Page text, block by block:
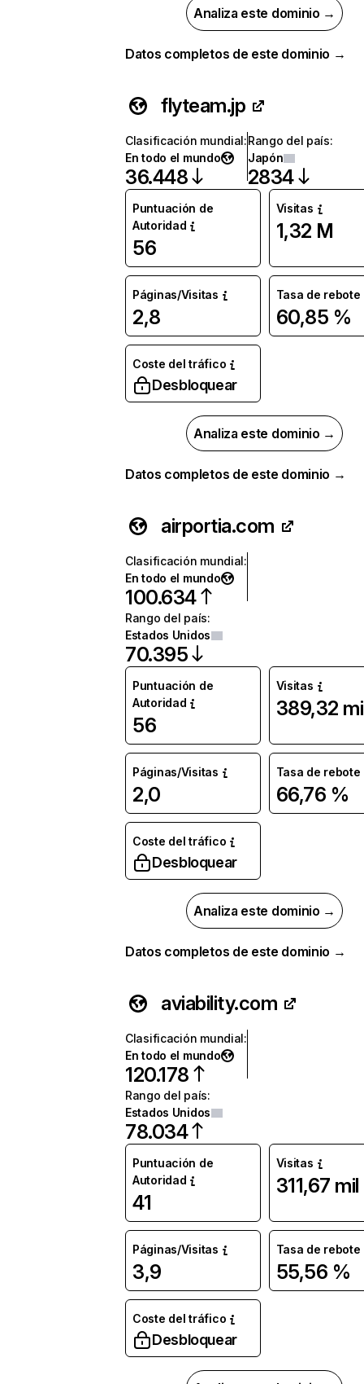
Analiza este dominio →
Datos completos de este dominio →
flyteam.jp
Clasificación mundial:
En todo el mundo
36.448
Rango del país:
Japón
2834
Puntuación de
Autoridad
56
Visitas
1,32 M
Páginas/Visitas
2,8
Tasa de rebote
60,85 %
Coste del tráfico
Desbloquear
Analiza este dominio →
Datos completos de este dominio →
airportia.com
Clasificación mundial:
En todo el mundo
100.634
Rango del país:
Estados Unidos
70.395
Puntuación de
Autoridad
56
Visitas
389,32
Páginas/Visitas
2,0
Tasa de rebote
66,76 %
Coste del tráfico
Desbloquear
Analiza este dominio →
Datos completos de este dominio →
aviability.com
Clasificación mundial:
En todo el mundo
120.178
Rango del país:
Estados Unidos
78.034
Puntuación de
Autoridad
41
Visitas
311,67 mil
Páginas/Visitas
3,9
Tasa de rebote
55,56 %
Coste del tráfico
Desbloquear